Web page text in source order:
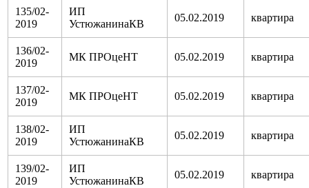
135/02-
2019
ИП
УстюжанинаКВ
05.02.2019 квартира
136/02-
2019
МК ПРОцеНТ 05.02.2019 квартира
137/02-
2019
МК ПРОцеНТ 05.02.2019 квартира
138/02-
2019
ИП
УстюжанинаКВ
05.02.2019 квартира
139/02-
2019
ИП
УстюжанинаКВ
05.02.2019 квартира